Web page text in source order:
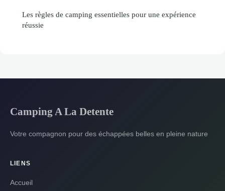
Les règles de camping essentielles pour une expérience
réussie
Camping A La Detente
Votre compagnon pour des échappées belles en pleine nature
LIENS
Accueil